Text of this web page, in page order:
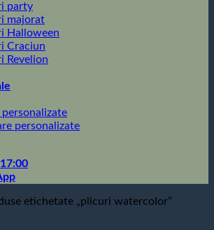
party
majorat
Halloween
Craciun
Revelion
personalizate
etichetate „plicuri watercolor”